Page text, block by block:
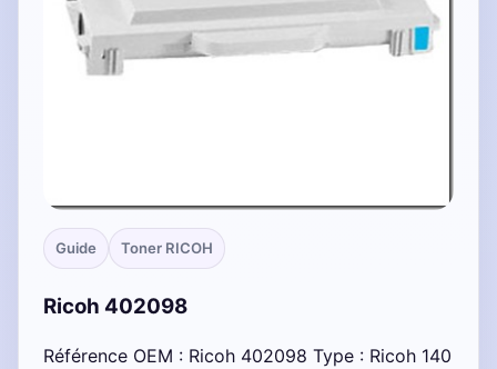
Guide Toner RICOH
Ricoh 402098
Référence OEM : Ricoh 402098 Type : Ricoh 140